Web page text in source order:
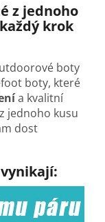
z jednoho
krok
boty
boty, které
a kvalitní
jednoho kusu
dost